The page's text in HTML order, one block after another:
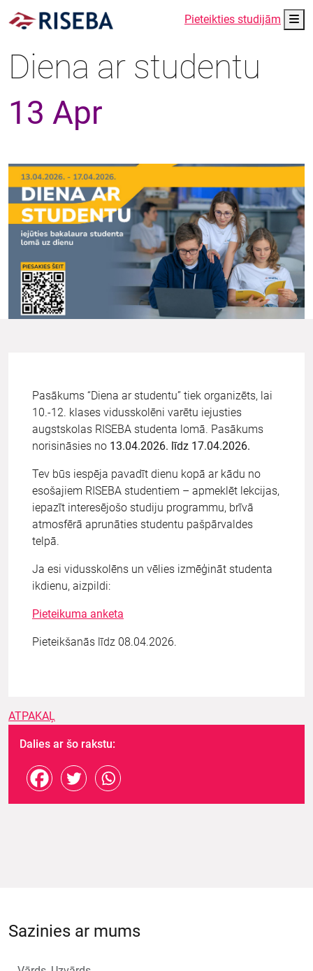
Pieteikties studijām
Diena ar studentu
13 Apr
Pasākums “Diena ar studentu” tiek organizēts, lai
10.-12. klases vidusskolēni varētu iejusties
augstskolas RISEBA studenta lomā. Pasākums
norisināsies no 13.04.2026. līdz 17.04.2026.
Tev būs iespēja pavadīt dienu kopā ar kādu no
esošajiem RISEBA studentiem – apmeklēt lekcijas,
iepazīt interesējošo studiju programmu, brīvā
atmosfērā aprunāties studentu pašpārvaldes
telpā.
Ja esi vidusskolēns un vēlies izmēģināt studenta
ikdienu, aizpildi:
Pieteikuma anketa
Pieteikšanās līdz 08.04.2026.
ATPAKAĻ
Dalies ar šo rakstu:
Sazinies ar mums